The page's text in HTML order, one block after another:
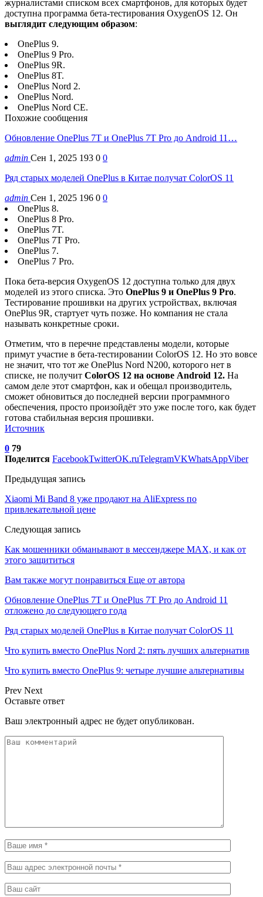
журналистами списком всех смартфонов, для которых будет
доступна программа бета-тестирования OxygenOS 12. Он
выглядит следующим образом:
OnePlus 9.
OnePlus 9 Pro.
OnePlus 9R.
OnePlus 8T.
OnePlus Nord 2.
OnePlus Nord.
OnePlus Nord CE.
Похожие сообщения
Обновление OnePlus 7T и OnePlus 7T Pro до Android 11…
admin Сен 1, 2025 193 0 0
Ряд старых моделей OnePlus в Китае получат ColorOS 11
admin Сен 1, 2025 196 0 0
OnePlus 8.
OnePlus 8 Pro.
OnePlus 7T.
OnePlus 7T Pro.
OnePlus 7.
OnePlus 7 Pro.
Пока бета-версия OxygenOS 12 доступна только для двух
моделей из этого списка. Это OnePlus 9 и OnePlus 9 Pro.
Тестирование прошивки на других устройствах, включая
OnePlus 9R, стартует чуть позже. Но компания не стала
называть конкретные сроки.
Отметим, что в перечне представлены модели, которые
примут участие в бета-тестировании ColorOS 12. Но это вовсе
не значит, что тот же OnePlus Nord N200, которого нет в
списке, не получит ColorOS 12 на основе Android 12. На
самом деле этот смартфон, как и обещал производитель,
сможет обновиться до последней версии программного
обеспечения, просто произойдёт это уже после того, как будет
готова стабильная версия прошивки.
Источник
0 79
Поделится FacebookTwitterOK.ruTelegramVKWhatsAppViber
Предыдущая запись
Xiaomi Mi Band 8 уже продают на AliExpress по
привлекательной цене
Следующая запись
Как мошенники обманывают в мессенджере MAX, и как от
этого защититься
Вам также могут понравиться Еще от автора
Обновление OnePlus 7T и OnePlus 7T Pro до Android 11
отложено до следующего года
Ряд старых моделей OnePlus в Китае получат ColorOS 11
Что купить вместо OnePlus Nord 2: пять лучших альтернатив
Что купить вместо OnePlus 9: четыре лучшие альтернативы
Prev Next
Оставьте ответ
Ваш электронный адрес не будет опубликован.